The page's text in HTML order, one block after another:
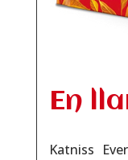
En
Katniss